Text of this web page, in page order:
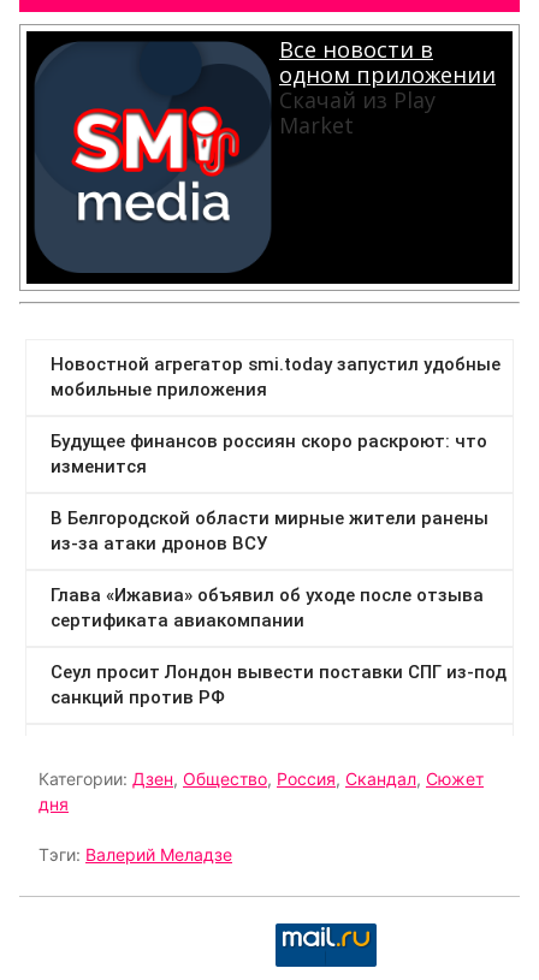
Все новости в
одном приложении
Скачай из Play
Market
Категории: Дзен, Общество, Россия, Скандал, Сюжет
дня
Тэги: Валерий Меладзе